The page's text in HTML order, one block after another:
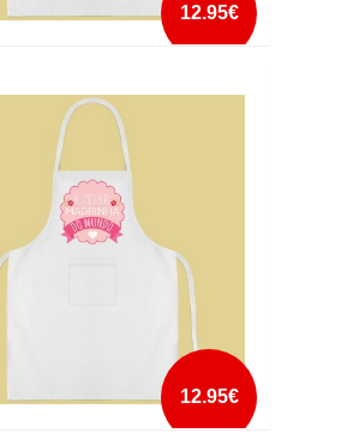
12.95€
mais info
12.95€